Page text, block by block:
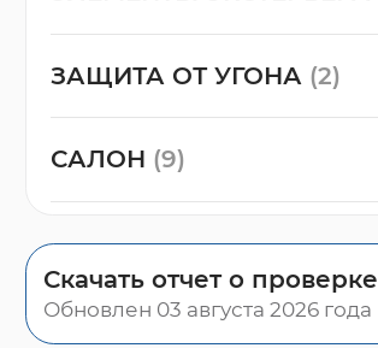
ЗАЩИТА ОТ УГОНА (2)
САЛОН (9)
Скачать отчет о проверке
Обновлен 03 августа 2026 года